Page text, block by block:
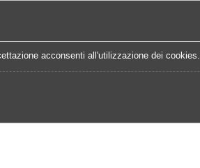
acconsenti all'utilizzazione dei cookies.